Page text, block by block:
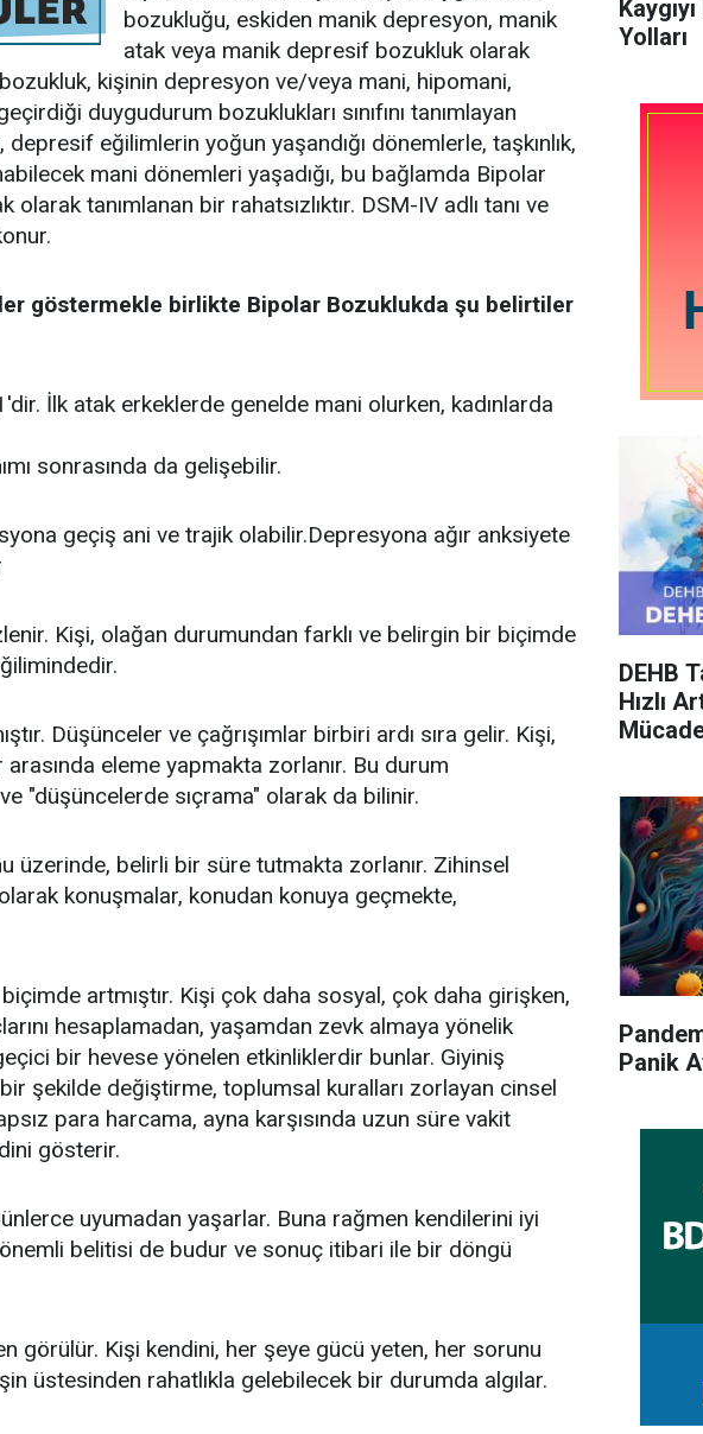
bozukluğu, eskiden manik depresyon, manik
atak veya manik depresif bozukluk olarak
kişinin depresyon ve/veya mani, hipomani,
duygudurum bozuklukları sınıfını tanımlayan
eğilimlerin yoğun yaşandığı dönemlerle, taşkınlık,
mani dönemleri yaşadığı, bu bağlamda Bipolar
tanımlanan bir rahatsızlıktır. DSM-IV adlı tanı ve
göstermekle birlikte Bipolar Bozuklukda şu belirtiler
İlk atak erkeklerde genelde mani olurken, kadınlarda
sonrasında da gelişebilir.
geçiş ani ve trajik olabilir.Depresyona ağır anksiyete
Kişi, olağan durumundan farklı ve belirgin bir biçimde
Düşünceler ve çağrışımlar birbiri ardı sıra gelir. Kişi,
arasında eleme yapmakta zorlanır. Bu durum
"düşüncelerde sıçrama" olarak da bilinir.
üzerinde, belirli bir süre tutmakta zorlanır. Zihinsel
konuşmalar, konudan konuya geçmekte,
artmıştır. Kişi çok daha sosyal, çok daha girişken,
hesaplamadan, yaşamdan zevk almaya yönelik
bir hevese yönelen etkinliklerdir bunlar. Giyiniş
şekilde değiştirme, toplumsal kuralları zorlayan cinsel
para harcama, ayna karşısında uzun süre vakit
gösterir.
uyumadan yaşarlar. Buna rağmen kendilerini iyi
önemli belitisi de budur ve sonuç itibari ile bir döngü
görülür. Kişi kendini, her şeye gücü yeten, her sorunu
üstesinden rahatlıkla gelebilecek bir durumda algılar.
Yolları
DEHB
Hızlı
Panik